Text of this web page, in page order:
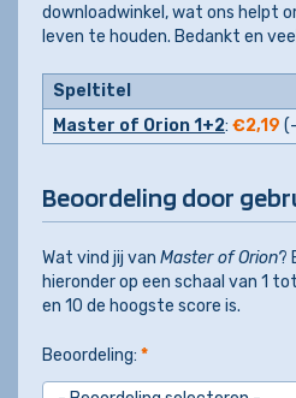
downloadwinkel, wat ons helpt
leven te houden. Bedankt en
Speltitel
Master of Orion 1+2: €2,19 (-
Beoordeling door
Wat vind jij van Master of Orion?
hieronder op een schaal van 1
en 10 de hoogste score is.
Beoordeling: *